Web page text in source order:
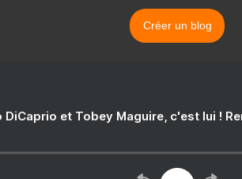
Créer un blog
DiCaprio et Tobey Maguire, c'est lui !